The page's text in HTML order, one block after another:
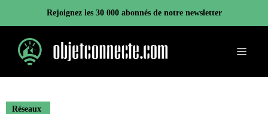
contenu
Rejoignez les 30 000 abonnés de notre newsletter
Menu
Réseaux